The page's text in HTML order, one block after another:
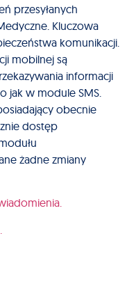
przesyłanych
Kluczowa
komunikacji.
mobilnej są
informacji
jak w module SMS.
obecnie
dostęp
żadne zmiany